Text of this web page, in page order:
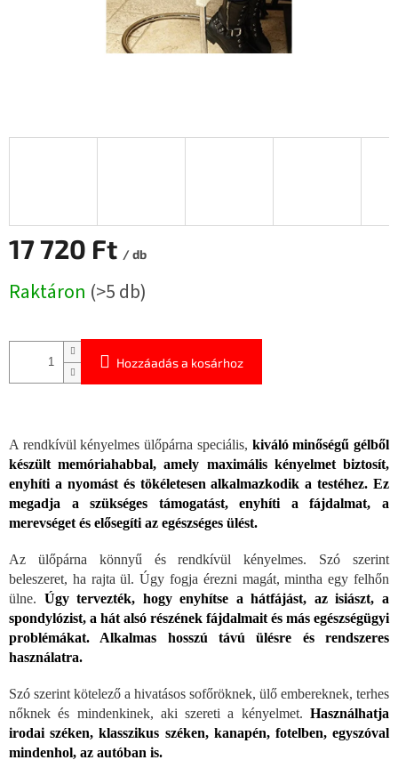
17 720 Ft / db
Raktáron (>5 db)
Hozzáadás a kosárhoz
A rendkívül kényelmes ülőpárna speciális, kiváló minőségű gélből
készült memóriahabbal, amely maximális kényelmet biztosít,
enyhíti a nyomást és tökéletesen alkalmazkodik a testéhez. Ez
megadja a szükséges támogatást, enyhíti a fájdalmat, a
merevséget és elősegíti az egészséges ülést.
Az ülőpárna könnyű és rendkívül kényelmes. Szó szerint
beleszeret, ha rajta ül. Úgy fogja érezni magát, mintha egy felhőn
ülne. Úgy tervezték, hogy enyhítse a hátfájást, az isiászt, a
spondylózist, a hát alsó részének fájdalmait és más egészségügyi
problémákat. Alkalmas hosszú távú ülésre és rendszeres
használatra.
Szó szerint kötelező a hivatásos sofőröknek, ülő embereknek, terhes
nőknek és mindenkinek, aki szereti a kényelmet. Használhatja
irodai széken, klasszikus széken, kanapén, fotelben, egyszóval
mindenhol, az autóban is.